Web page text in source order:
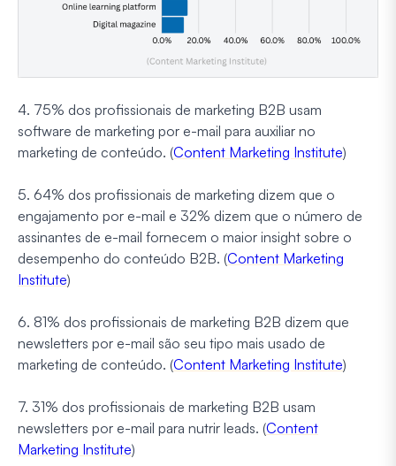
4. 75% dos profissionais de marketing B2B usam
software de marketing por e-mail para auxiliar no
marketing de conteúdo. (Content Marketing Institute)
5. 64% dos profissionais de marketing dizem que o
engajamento por e-mail e 32% dizem que o número de
assinantes de e-mail fornecem o maior insight sobre o
desempenho do conteúdo B2B. (Content Marketing
Institute)
6. 81% dos profissionais de marketing B2B dizem que
newsletters por e-mail são seu tipo mais usado de
marketing de conteúdo. (Content Marketing Institute)
7. 31% dos profissionais de marketing B2B usam
newsletters por e-mail para nutrir leads. (Content
Marketing Institute)